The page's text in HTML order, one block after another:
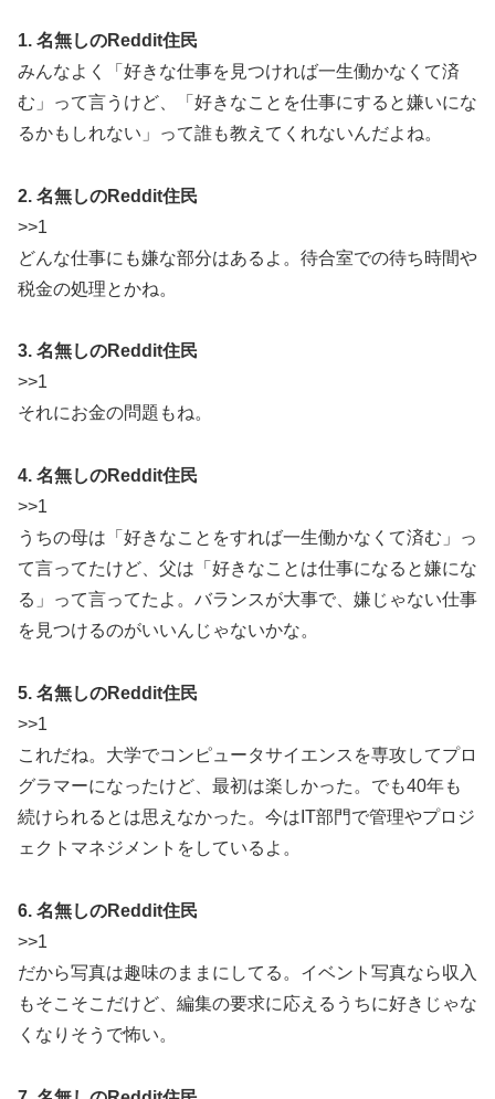
1. 名無しのReddit住民
みんなよく「好きな仕事を見つければ一生働かなくて済
む」って言うけど、「好きなことを仕事にすると嫌いにな
るかもしれない」って誰も教えてくれないんだよね。
2. 名無しのReddit住民
>>1
どんな仕事にも嫌な部分はあるよ。待合室での待ち時間や
税金の処理とかね。
3. 名無しのReddit住民
>>1
それにお金の問題もね。
4. 名無しのReddit住民
>>1
うちの母は「好きなことをすれば一生働かなくて済む」っ
て言ってたけど、父は「好きなことは仕事になると嫌にな
る」って言ってたよ。バランスが大事で、嫌じゃない仕事
を見つけるのがいいんじゃないかな。
5. 名無しのReddit住民
>>1
これだね。大学でコンピュータサイエンスを専攻してプロ
グラマーになったけど、最初は楽しかった。でも40年も
続けられるとは思えなかった。今はIT部門で管理やプロジ
ェクトマネジメントをしているよ。
6. 名無しのReddit住民
>>1
だから写真は趣味のままにしてる。イベント写真なら収入
もそこそこだけど、編集の要求に応えるうちに好きじゃな
くなりそうで怖い。